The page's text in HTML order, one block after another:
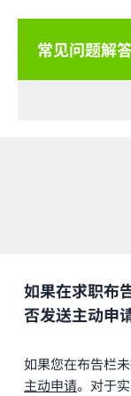
常见问题解
如果在求职布
否发送主动申
如果您在布告栏
主动申请。对于